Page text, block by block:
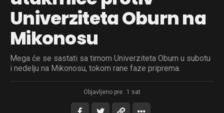
Univerziteta Oburn na
Mikonosu
Mega će se sastati sa timom Univerziteta Oburn u subotu
i nedelju na Mikonosu, tokom rane faze priprema.
Objavljeno pre: 1 sat